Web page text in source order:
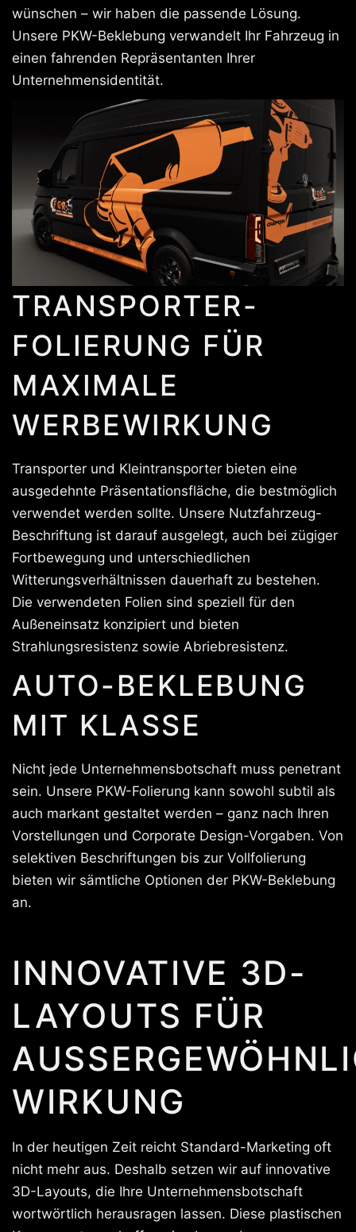
wünschen – wir haben die passende Lösung.
Unsere PKW-Beklebung verwandelt Ihr Fahrzeug in
einen fahrenden Repräsentanten Ihrer
Unternehmensidentität.
TRANSPORTER-
FOLIERUNG FÜR
MAXIMALE
WERBEWIRKUNG
Transporter und Kleintransporter bieten eine
ausgedehnte Präsentationsfläche, die bestmöglich
verwendet werden sollte. Unsere Nutzfahrzeug-
Beschriftung ist darauf ausgelegt, auch bei zügiger
Fortbewegung und unterschiedlichen
Witterungsverhältnissen dauerhaft zu bestehen.
Die verwendeten Folien sind speziell für den
Außeneinsatz konzipiert und bieten
Strahlungsresistenz sowie Abriebresistenz.
AUTO-BEKLEBUNG
MIT KLASSE
Nicht jede Unternehmensbotschaft muss penetrant
sein. Unsere PKW-Folierung kann sowohl subtil als
auch markant gestaltet werden – ganz nach Ihren
Vorstellungen und Corporate Design-Vorgaben. Von
selektiven Beschriftungen bis zur Vollfolierung
bieten wir sämtliche Optionen der PKW-Beklebung
an.
INNOVATIVE 3D-
LAYOUTS FÜR
IRKUNG
In der heutigen Zeit reicht Standard-Marketing oft
nicht mehr aus. Deshalb setzen wir auf innovative
3D-Layouts, die Ihre Unternehmensbotschaft
wortwörtlich herausragen lassen. Diese plastischen